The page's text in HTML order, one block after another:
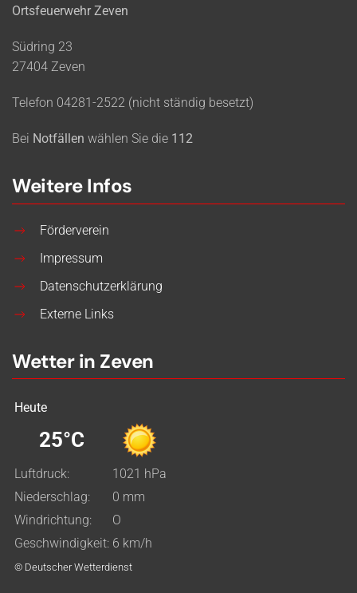
Ortsfeuerwehr Zeven
Südring 23
27404 Zeven
Telefon 04281-2522 (nicht ständig besetzt)
Bei Notfällen wählen Sie die 112
Weitere Infos
Förderverein
Impressum
Datenschutzerklärung
Externe Links
Wetter in Zeven
Heute
25°C
Luftdruck:
1021 hPa
Niederschlag:
0 mm
Windrichtung:
O
Geschwindigkeit: 6 km/h
© Deutscher Wetterdienst